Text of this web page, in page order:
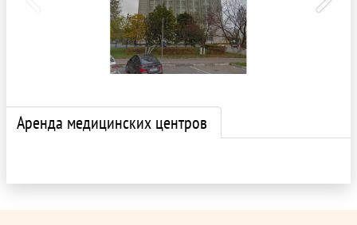
Аренда медицинских центров